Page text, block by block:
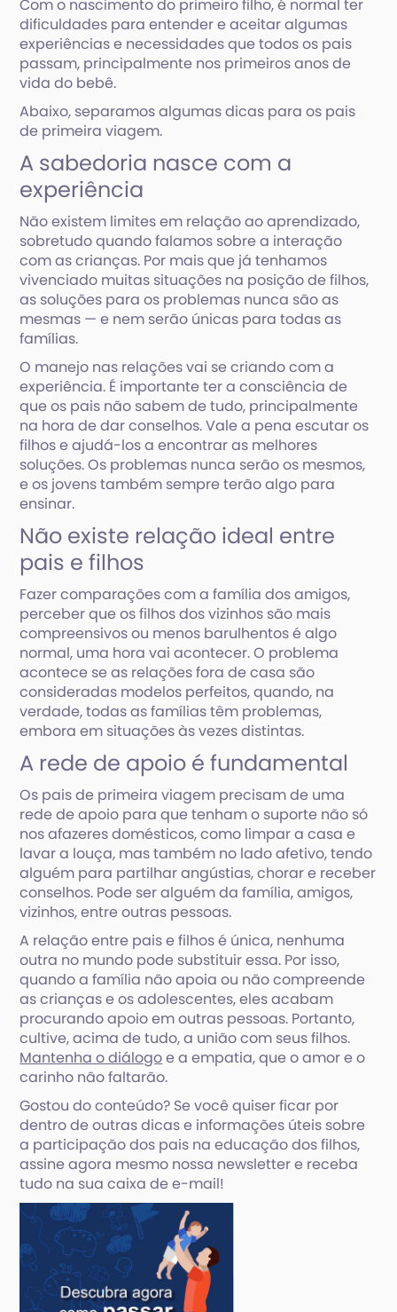
Com o nascimento do primeiro filho, é normal ter
dificuldades para entender e aceitar algumas
experiências e necessidades que todos os pais
passam, principalmente nos primeiros anos de
vida do bebê.
Abaixo, separamos algumas dicas para os pais
de primeira viagem.
A sabedoria nasce com a
experiência
Não existem limites em relação ao aprendizado,
sobretudo quando falamos sobre a interação
com as crianças. Por mais que já tenhamos
vivenciado muitas situações na posição de filhos,
as soluções para os problemas nunca são as
mesmas — e nem serão únicas para todas as
famílias.
O manejo nas relações vai se criando com a
experiência. É importante ter a consciência de
que os pais não sabem de tudo, principalmente
na hora de dar conselhos. Vale a pena escutar os
filhos e ajudá-los a encontrar as melhores
soluções. Os problemas nunca serão os mesmos,
e os jovens também sempre terão algo para
ensinar.
Não existe relação ideal entre
pais e filhos
Fazer comparações com a família dos amigos,
perceber que os filhos dos vizinhos são mais
compreensivos ou menos barulhentos é algo
normal, uma hora vai acontecer. O problema
acontece se as relações fora de casa são
consideradas modelos perfeitos, quando, na
verdade, todas as famílias têm problemas,
embora em situações às vezes distintas.
A rede de apoio é fundamental
Os pais de primeira viagem precisam de uma
rede de apoio para que tenham o suporte não só
nos afazeres domésticos, como limpar a casa e
lavar a louça, mas também no lado afetivo, tendo
alguém para partilhar angústias, chorar e receber
conselhos. Pode ser alguém da família, amigos,
vizinhos, entre outras pessoas.
A relação entre pais e filhos é única, nenhuma
outra no mundo pode substituir essa. Por isso,
quando a família não apoia ou não compreende
as crianças e os adolescentes, eles acabam
procurando apoio em outras pessoas. Portanto,
cultive, acima de tudo, a união com seus filhos.
Mantenha o diálogoe a empatia, que o amor e o
carinho não faltarão.
Gostou do conteúdo? Se você quiser ficar por
dentro de outras dicas e informações úteis sobre
a participação dos pais na educação dos filhos,
assine agora mesmo nossa newsletter e receba
tudo na sua caixa de e-mail!